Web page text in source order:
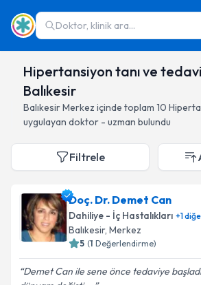
Doktor, klinik ara...
Hipertansiyon tanı ve
Balıkesir
BalıkesirMerkez içinde toplam 10
uygulayan doktor - uzman bulundu
Filtrele
Doç. Dr. Demet Can
Dahiliye - İç Hastalıkları +1
Balıkesir, Merkez
5 (1 Değerlendirme)
Demet Can ile sene önce tedaviye